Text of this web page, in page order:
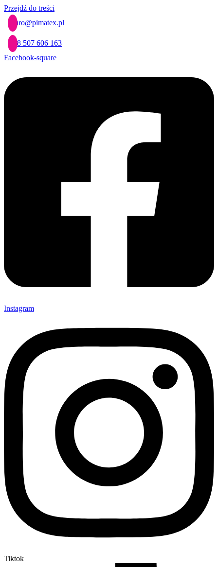
Przejdź do treści
biuro@pimatex.pl
+48 507 606 163
Facebook-square
Instagram
Tiktok